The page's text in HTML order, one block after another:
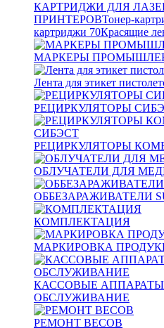
КАРТРИДЖИ ДЛЯ
ПРИНТЕРОВТонер-
картриджи 70Красящие
МАРКЕРЫ
Лента для этикет
РЕЦИРКУЛЯТОРЫ
РЕЦИРКУЛЯТОРЫ
ОБЛУЧАТЕЛИ ДЛЯ
ОББЕЗАРАЖИВАТЕЛИ
КОМПЛЕКТАЦИЯ
МАРКИРОВКА
КАССОВЫЕ
ОБСЛУЖИВАНИЕ
РЕМОНТ ВЕСОВ